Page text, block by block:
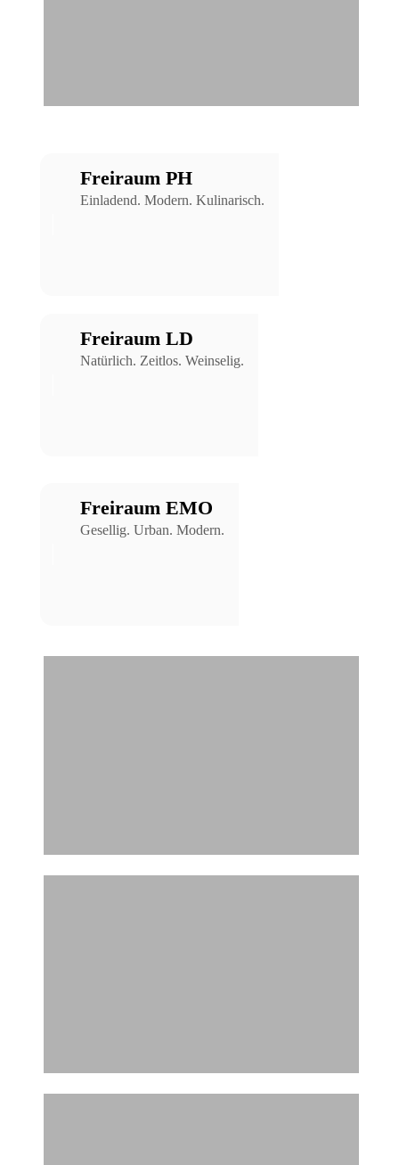
Freiraum PH
Einladend. Modern. Kulinarisch.
Freiraum LD
Natürlich. Zeitlos. Weinselig.
Freiraum EMO
Gesellig. Urban. Modern.